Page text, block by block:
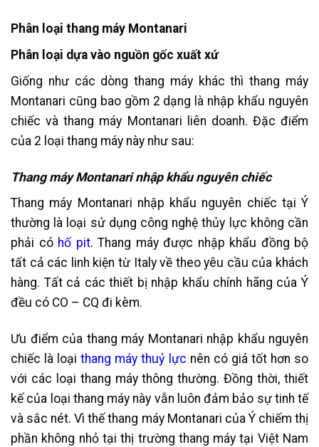
Phân loại thang máy Montanari
Phân loại dựa vào nguồn gốc xuất xứ
Giống như các dòng thang máy khác thì thang máy
Montanari cũng bao gồm 2 dạng là nhập khẩu nguyên
chiếc và thang máy Montanari liên doanh. Đặc điểm
của 2 loại thang máy này như sau:
Thang máy Montanari nhập khẩu nguyên chiếc
Thang máy Montanari nhập khẩu nguyên chiếc tại Ý
thường là loại sử dụng công nghệ thủy lực không cần
phải có hố pit. Thang máy được nhập khẩu đồng bộ
tất cả các linh kiện từ Italy về theo yêu cầu của khách
hàng. Tất cả các thiết bị nhập khẩu chính hãng của Ý
đều có CO – CQ đi kèm.
Ưu điểm của thang máy Montanari nhập khẩu nguyên
chiếc là loạithang máy thuỷ lực nên có giá tốt hơn so
với các loại thang máy thông thường. Đồng thời, thiết
kế của loại thang máy này vẫn luôn đảm bảo sự tinh tế
và sắc nét. Vì thếthang máy Montanari của Ý chiếm thị
phần không nhỏ tại thị trường thang máy tại Việt Nam